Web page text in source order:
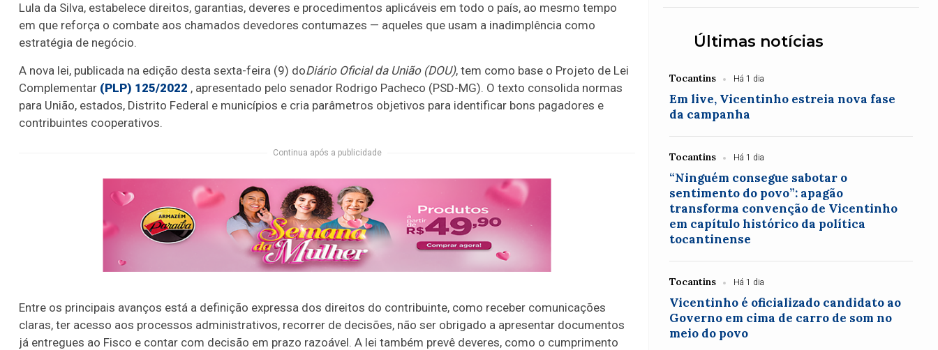
Lula da Silva, estabelece direitos, garantias, deveres e procedimentos aplicáveis em todo o país, ao mesmo tempo
em que reforça o combate aos chamados devedores contumazes — aqueles que usam a inadimplência como
estratégia de negócio.
A nova lei, publicada na edição desta sexta-feira (9) doDiário Oficial da União (DOU), tem como base o Projeto de Lei
Complementar (PLP) 125/2022 , apresentado pelo senador Rodrigo Pacheco (PSD-MG). O texto consolida normas
para União, estados, Distrito Federal e municípios e cria parâmetros objetivos para identificar bons pagadores e
contribuintes cooperativos.
Continua após a publicidade
Entre os principais avanços está a definição expressa dos direitos do contribuinte, como receber comunicações
claras, ter acesso aos processos administrativos, recorrer de decisões, não ser obrigado a apresentar documentos
já entregues ao Fisco e contar com decisão em prazo razoável. A lei também prevê deveres, como o cumprimento
Últimas notícias
Tocantins Há 1 dia
Em live, Vicentinho estreia nova fase
da campanha
Tocantins Há 1 dia
“Ninguém consegue sabotar o
sentimento do povo”: apagão
transforma convenção de Vicentinho
em capítulo histórico da política
tocantinense
Tocantins Há 1 dia
Vicentinho é oficializado candidato ao
Governo em cima de carro de som no
meio do povo